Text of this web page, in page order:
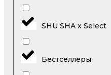
SHU SHA x Select
Бестселлеры